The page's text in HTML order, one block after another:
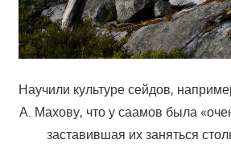
Научили культуре сейдов,
А. Махову, что у саамов была
заставившая их заняться